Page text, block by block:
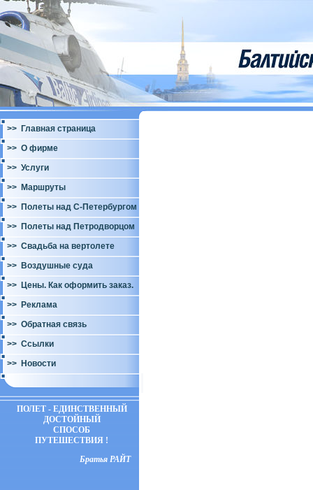
>> Главная страница
>> О фирме
>> Услуги
>> Маршруты
>> Полеты над С-Петербургом
>> Полеты над Петродворцом
>> Свадьба на вертолете
>> Воздушные суда
>> Цены. Как оформить заказ.
>> Реклама
>> Обратная связь
>> Ссылки
>> Новости
ПОЛЕТ - ЕДИНСТВЕННЫЙ
ДОСТОЙНЫЙ
СПОСОБ
ПУТЕШЕСТВИЯ !
Братья РАЙТ